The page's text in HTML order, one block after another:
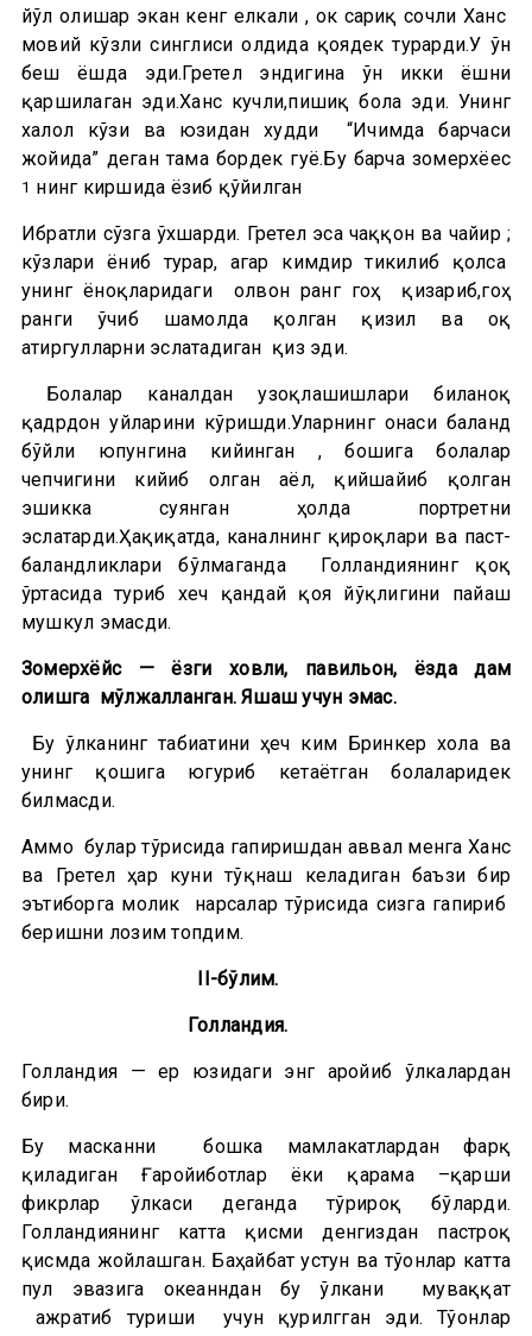
йўл олишар экан кенг елкали , ок сариқ сочли Ханс
мовий кўзли синглиси олдида қоядек турарди.У ўн
беш ёшда эди.Гретел эндигина ўн икки ёшни
қаршилаган эди.Ханс кучли,пишиқ бола эди. Унинг
халол кўзи ва юзидан худди “Ичимда барчаси
жойида” деган тамға бордек гуё.Бу барча зомерхёес
1 нинг киршида ёзиб қўйилган
Ибратли сўзга ўхшарди. Гретел эса чаққон ва чайир ;
кўзлари ёниб турар, агар кимдир тикилиб қолса
унинг ёноқларидаги олвон ранг гоҳ қизариб,гоҳ
ранги ўчиб шамолда қолган қизил ва оқ
атиргулларни эслатадиган қиз эди.
Болалар каналдан узоқлашишлари биланоқ
қадрдон уйларини кўришди.Уларнинг онаси баланд
бўйли юпунгина кийинган , бошига болалар
чепчигини кийиб олган аёл, қийшайиб қолган
эшикка суянган ҳолда портретни
эслатарди.Ҳақиқатда, каналнинг қирғоқлари ва паст-
баландликлари бўлмаганда Голландиянинг қоқ
ўртасида туриб хеч қандай қоя йўқлигини пайаш
мушкул эмасди.
Зомерхёйс — ёзги ховли, павильон, ёзда дам
олишга мўлжалланган. Яшаш учун эмас.
Бу ўлканинг табиатини ҳеч ким Бринкер хола ва
унинг қошига югуриб кетаётган болаларидек
билмасди.
Аммо булар тўғрисида гапиришдан аввал менга Ханс
ва Гретел ҳар куни тўқнаш келадиган баъзи бир
эътиборга молик нарсалар тўғрисида сизга гапириб
беришни лозим топдим.
II-бўлим.
Голландия.
Голландия — ер юзидаги энг ғаройиб ўлкалардан
бири.
Бу масканни бошка мамлакатлардан фарқ
қиладиган Ғаройиботлар ёки қарама –қарши
фикрлар ўлкаси деганда тўғрироқ бўларди.
Голландиянинг катта қисми денгиздан пастроқ
қисмда жойлашган. Баҳайбат устун ва тўғонлар катта
пул эвазига океанндан бу ўлкани муваққат
ажратиб туриши учун қурилгган эди. Тўғонлар